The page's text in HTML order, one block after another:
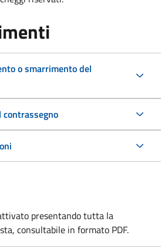
o smarrimento del
presentando tutta la
consultabile in formato PDF.